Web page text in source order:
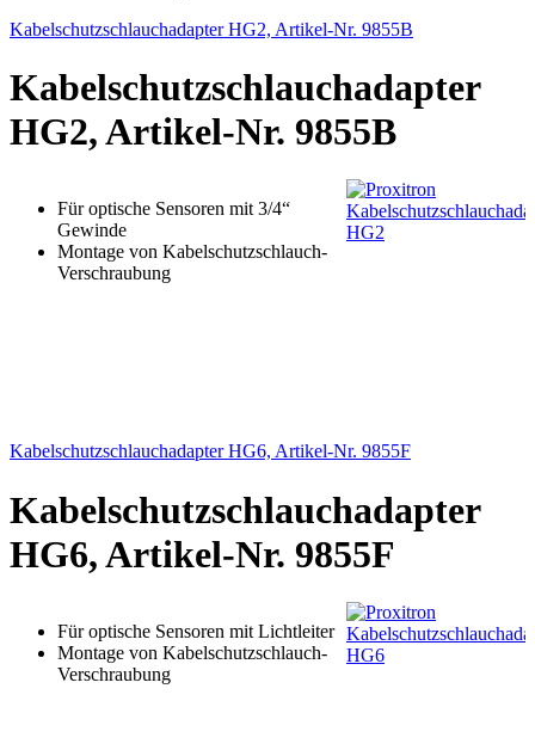
Kabelschutzschlauchadapter HG2, Artikel-Nr. 9855B
Kabelschutzschlauchadapter
HG2, Artikel-Nr. 9855B
Für optische Sensoren mit 3/4“
Gewinde
Montage von Kabelschutzschlauch-
Verschraubung
Kabelschutzschlauchadapter HG6, Artikel-Nr. 9855F
Kabelschutzschlauchadapter
HG6, Artikel-Nr. 9855F
Für optische Sensoren mit Lichtleiter
Montage von Kabelschutzschlauch-
Verschraubung